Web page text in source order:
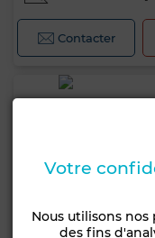
Contacter
Votre
Nous utilisons
des fins